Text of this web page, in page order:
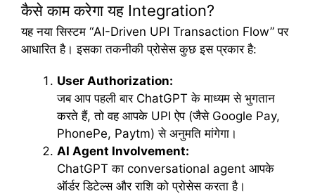
कैसे काम करेगा यह Integration?
यह नया सिस्टम “AI-Driven UPI Transaction Flow” पर
आधारित है। इसका तकनीकी प्रोसेस कुछ इस प्रकार है:
User Authorization:
जब आप पहली बार ChatGPT के माध्यम से भुगतान
करते हैं, तो वह आपके UPI ऐप (जैसे Google Pay,
PhonePe, Paytm) से अनुमति मांगेगा।
AI Agent Involvement:
ChatGPT का conversational agent आपके
ऑर्डर डिटेल्स और राशि को प्रोसेस करता है।